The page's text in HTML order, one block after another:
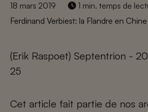
18 mars 2019
1 min. temps de
Ferdinand Verbiest: la Flandre en Chine
(Erik Raspoet) Septentrion -
25
Cet article fait partie de nos